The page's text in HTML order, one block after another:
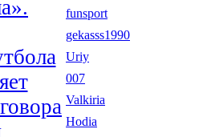
funsport
gekasss1990
Uriy
007
Valkiria
Hodia